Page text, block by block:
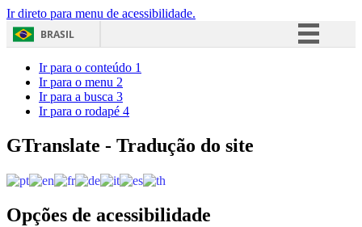
Ir direto para menu de acessibilidade.
BRASIL
Acesso à informação
Ir para o conteúdo 1
Ir para o menu 2
Ir para a busca 3
Ir para o rodapé 4
GTranslate - Tradução do site
Opções de acessibilidade